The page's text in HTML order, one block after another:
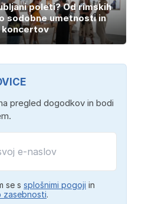
poleti? Od rimskih
sodobne umetnosti in
koncertov
pregled dogodkov in bodi
se s splošnimi pogoji in
zasebnosti.